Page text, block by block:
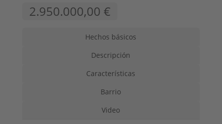
2.950.000,00 €
Hechos básicos
Descripción
Características
Barrio
Video